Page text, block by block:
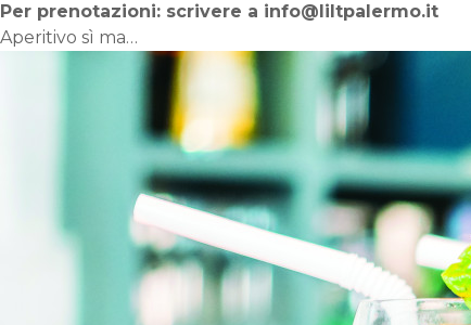
Per prenotazioni: scrivere a info@liltpalermo.it
Aperitivo sì ma…